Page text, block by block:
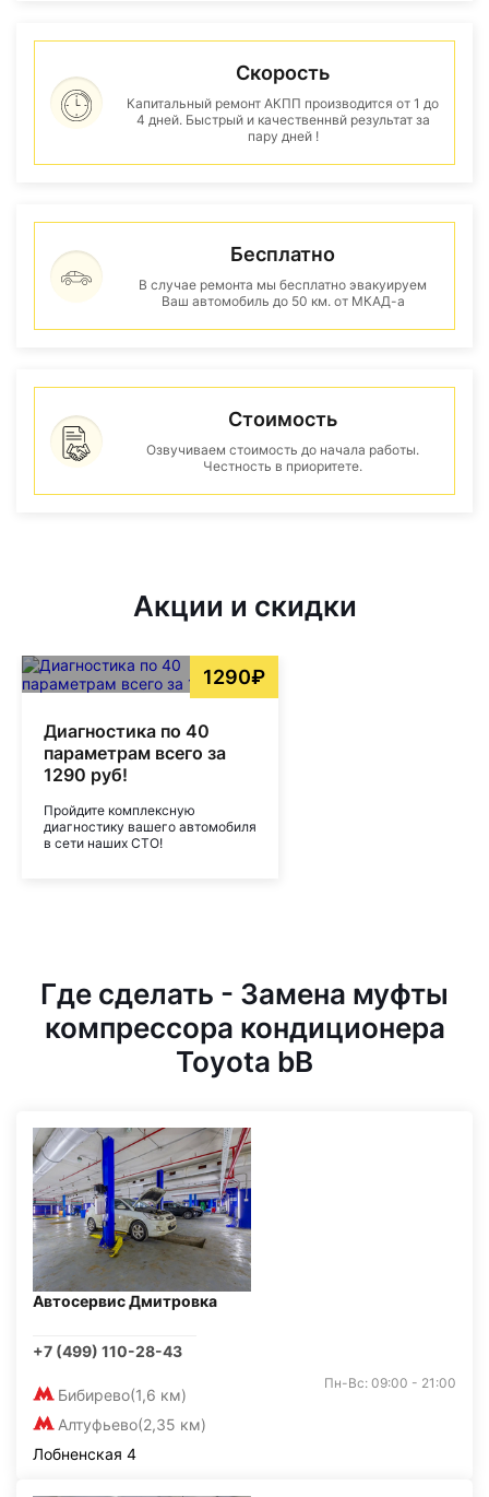
Скорость
Капитальный ремонт АКПП производится от 1 до
4 дней. Быстрый и качественнвй результат за
пару дней !
Бесплатно
В случае ремонта мы бесплатно эвакуируем
Ваш автомобиль до 50 км. от МКАД-а
Стоимость
Озвучиваем стоимость до начала работы.
Честность в приоритете.
Акции и скидки
1290₽
Диагностика по 40
параметрам всего за
1290 руб!
Пройдите комплексную
диагностику вашего автомобиля
в сети наших СТО!
Где сделать - Замена муфты
компрессора кондиционера
Toyota bB
Автосервис Дмитровка
+7 (499) 110-28-43
Бибирево(1,6 км)
Алтуфьево(2,35 км)
Пн-Вс: 09:00 - 21:00
Лобненская 4